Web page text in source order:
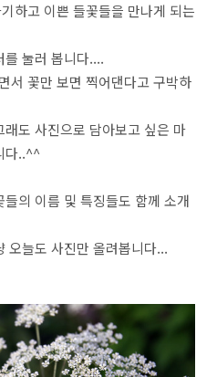
하고 이쁜 들꽃들을 만나게 되는
눌러 봅니다....
서 꽃만 보면 찍어댄다고 구박하
도 사진으로 담아보고 싶은 마
다..^^
의 이름 및 특징들도 함께 소개
오늘도 사진만 올려봅니다...